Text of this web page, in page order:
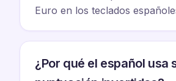
Euro en los teclados
¿Por qué el español usa